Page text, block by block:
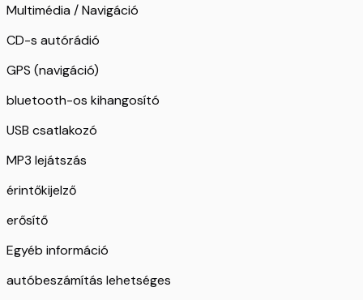
Multimédia / Navigáció
CD-s autórádió
GPS (navigáció)
bluetooth-os kihangosító
USB csatlakozó
MP3 lejátszás
érintőkijelző
erősítő
Egyéb információ
autóbeszámítás lehetséges